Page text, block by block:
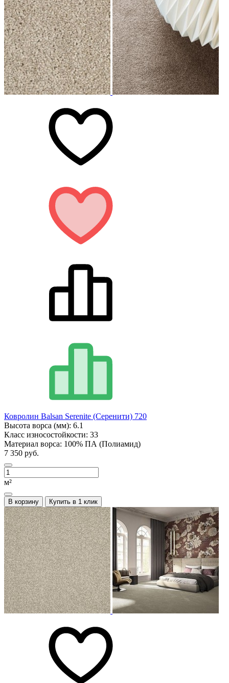
Ковролин Balsan Serenite (Серенити) 720
Высота ворса (мм): 6.1
Класс износостойкости: 33
Материал ворса: 100% ПА (Полиамид)
7 350 руб.
м²
В корзину Купить в 1 клик